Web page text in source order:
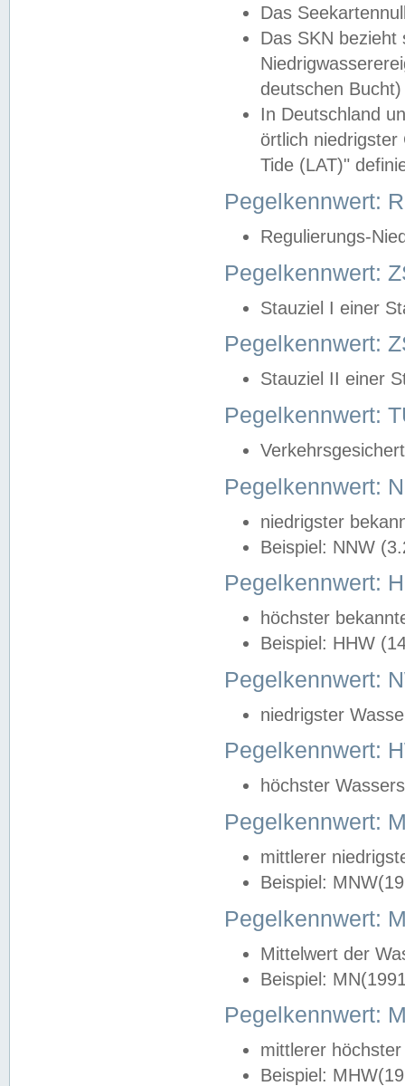
Das
Das SKN
deutschen
In Deutschland
örtlich
Tide (LAT)"
Pegelkennwert:
Regulierungs-
Pegelkennwert:
Stauziel I einer
Pegelkennwert:
Stauziel II einer
Pegelkennwert:
Pegelkennwert:
niedrigster
Beispiel: NNW
Pegelkennwert:
höchster
Beispiel: HHW
Pegelkennwert:
niedrigster
Pegelkennwert:
höchster
Pegelkennwert:
mittlerer
Beispiel:
Pegelkennwert:
Mittelwert der
Beispiel:
Pegelkennwert:
mittlerer
Beispiel: